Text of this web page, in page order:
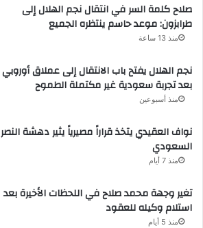
صلاح كلمة السر في انتقال نجم الهلال إلى
طرابزون: موعد حاسم ينتظره الجميع
منذ 13 ساعة
نجم الهلال يفتح باب الانتقال إلى عملاق أوروبي
بعد تجربة سعودية غير مكتملة الطموح
منذ أسبوعين
نواف العقيدي يتخذ قراراً مصيرياً يثير دهشة النصر
السعودي
منذ 7 أيام
تغير وجهة محمد صلاح في اللحظات الأخيرة بعد
استلام وكيله للعقود
منذ 5 أيام